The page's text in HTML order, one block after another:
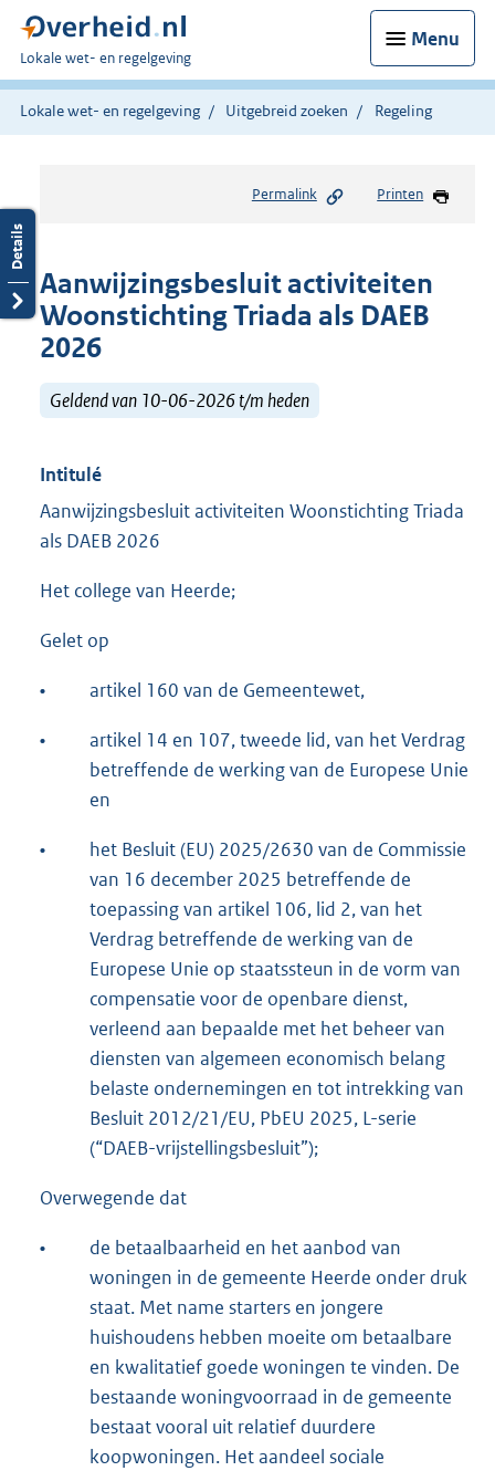
Menu
U
bent
hier:
Lokale wet- en regelgeving
Lokale wet- en regelgeving Uitgebreid zoeken Regeling
Permalink Printen
Aanwijzingsbesluit activiteiten
Woonstichting Triada als DAEB
2026
Geldend van 10-06-2026 t/m heden
Intitulé
Aanwijzingsbesluit activiteiten Woonstichting Triada
als DAEB 2026
Het college van Heerde;
Gelet op
• artikel 160 van de Gemeentewet,
•
artikel 14 en 107, tweede lid, van het Verdrag
betreffende de werking van de Europese Unie
en
•
het Besluit (EU) 2025/2630 van de Commissie
van 16 december 2025 betreffende de
toepassing van artikel 106, lid 2, van het
Verdrag betreffende de werking van de
Europese Unie op staatssteun in de vorm van
compensatie voor de openbare dienst,
verleend aan bepaalde met het beheer van
diensten van algemeen economisch belang
belaste ondernemingen en tot intrekking van
Besluit 2012/21/EU, PbEU 2025, L-serie
(“DAEB-vrijstellingsbesluit”);
Overwegende dat
•
de betaalbaarheid en het aanbod van
woningen in de gemeente Heerde onder druk
staat. Met name starters en jongere
huishoudens hebben moeite om betaalbare
en kwalitatief goede woningen te vinden. De
bestaande woningvoorraad in de gemeente
bestaat vooral uit relatief duurdere
koopwoningen. Het aandeel sociale